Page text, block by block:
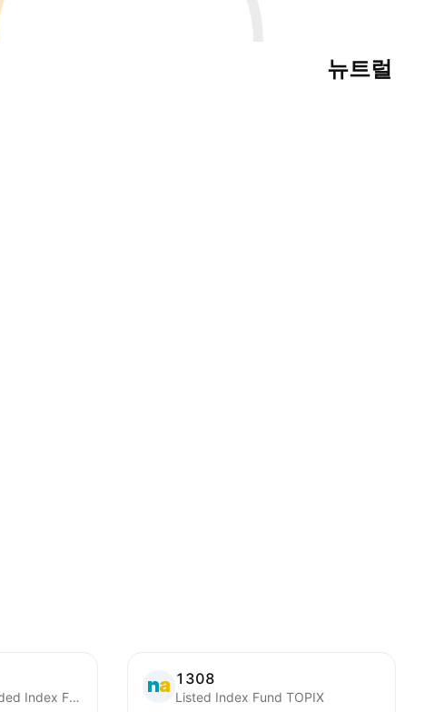
뉴트럴
Nikko Exchange Traded Index Fund 225
1308
Listed Index Fund TOPIX